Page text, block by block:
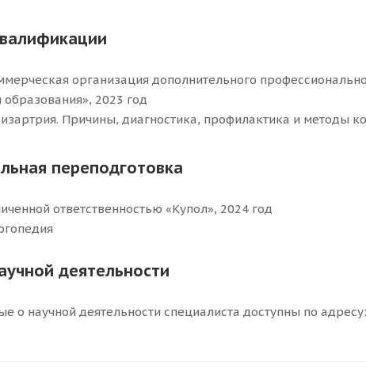
организация дополнительного
образования», 2023 год
Причины, диагностика, профилактика и методы
переподготовка
ответственностью «Купол», 2024 год
деятельности
о научной деятельности специалиста доступны по адресу: